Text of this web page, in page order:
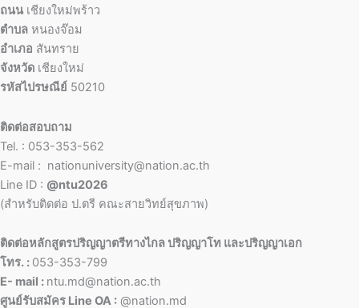
ถนน เชียงใหม่พร้าว
ตำบล หนองจ๊อม
อำเภอ สันทราย
จังหวัด เชียงใหม่
รหัสไปรษณีย์ 50210
ติดต่อสอบถาม
Tel. : 053-353-562
E-mail : nationuniversity@nation.ac.th
Line ID : @ntu2026
(สำหรับติดต่อ ป.ตรี คณะสายวิทย์สุขภาพ)
ติดต่อหลักสูตรปริญญาตรีทางไกล ปริญญาโท และปริญญาเอก
โทร. : 053-353-799
E- mail : ntu.md@nation.ac.th
ศูนย์รับสมัคร Line OA : @nation.md